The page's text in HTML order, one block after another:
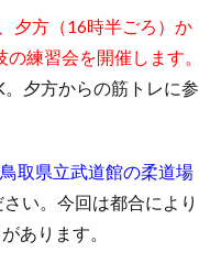
夕方（16時半ごろ）か
練習会を開催します。
夕方からの筋トレに参
取県立武道館の柔道場
い。今回は都合により
あります。